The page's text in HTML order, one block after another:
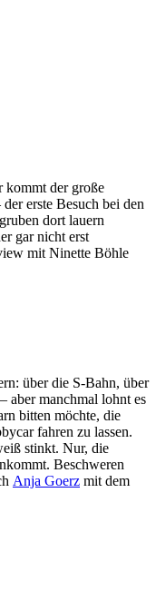
kommt der große
erste Besuch bei den
dort lauern
gar nicht erst
mit Ninette Böhle
über die S-Bahn, über
aber manchmal lohnt es
bitten möchte, die
fahren zu lassen.
stinkt. Nur, die
Beschweren
Anja Goerz mit dem